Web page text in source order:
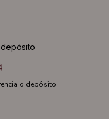
o depósito